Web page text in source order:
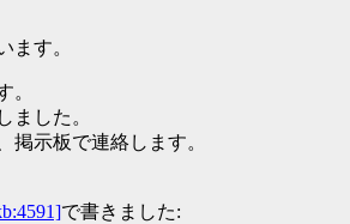
ます。
。
ました。
掲示板で連絡します。
で書きました: